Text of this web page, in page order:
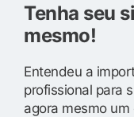
Tenha seu
mesmo!
Entendeu a
profissional para
agora mesmo